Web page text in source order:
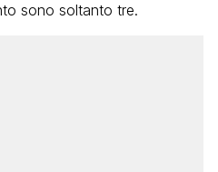
sono soltanto tre.